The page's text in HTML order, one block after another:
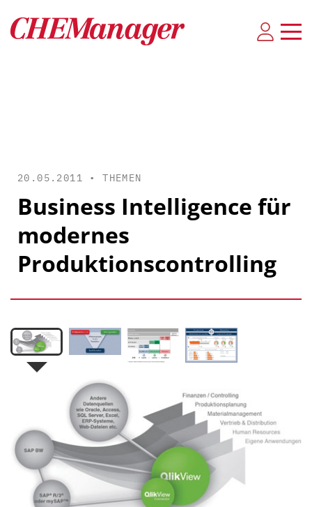
20.05.2011 •THEMEN
Business Intelligence für
modernes
Produktionscontrolling